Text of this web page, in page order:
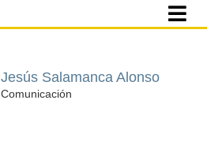
Jesús Salamanca Alonso
Comunicación